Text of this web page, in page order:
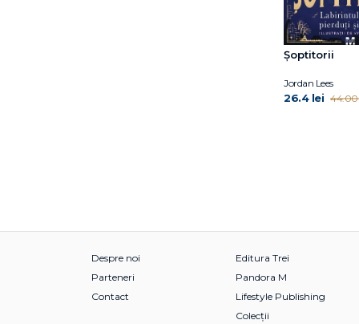
Jujja Wieslander
Julia Donaldson
Julia Rawlinson
Șoptitorii
Jordan Lees
26.4 lei 44.00
Despre noi
Parteneri
Contact
Editura Trei
Pandora M
Lifestyle Publishing
Colecții